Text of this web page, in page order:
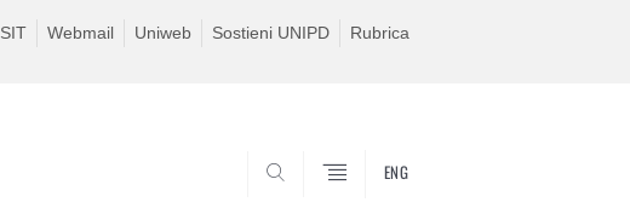
SIT Webmail Uniweb Sostieni UNIPD Rubrica
ENG